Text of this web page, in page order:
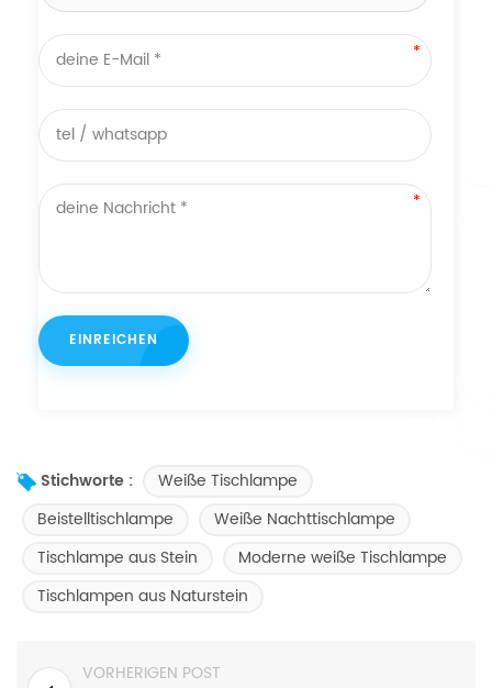
Stichworte :
Weiße Tischlampe
Beistelltischlampe
Weiße Nachttischlampe
Tischlampe aus Stein
Moderne weiße Tischlampe
Tischlampen aus Naturstein
VORHERIGEN POST